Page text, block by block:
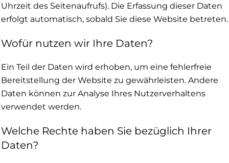
Uhrzeit des Seitenaufrufs). Die Erfassung dieser Daten
erfolgt automatisch, sobald Sie diese Website betreten.
Wofür nutzen wir Ihre Daten?
Ein Teil der Daten wird erhoben, um eine fehlerfreie
Bereitstellung der Website zu gewährleisten. Andere
Daten können zur Analyse Ihres Nutzerverhaltens
verwendet werden.
Welche Rechte haben Sie bezüglich Ihrer
Daten?